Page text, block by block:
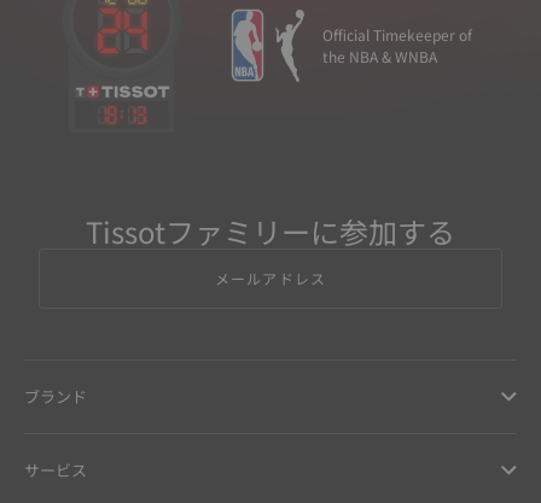
18: 13
Official Timekeeper of
the NBA & WNBA
Tissotファミリーに参加する
メールアドレス
ブランド
サービス